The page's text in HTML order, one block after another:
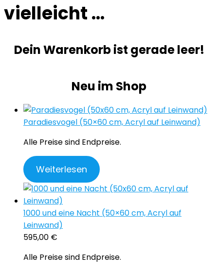
vielleicht …
Dein Warenkorb ist gerade leer!
Neu im Shop
Paradiesvogel (50×60 cm, Acryl auf Leinwand)
Alle Preise sind Endpreise.
Weiterlesen
1000 und eine Nacht (50×60 cm, Acryl auf
Leinwand)
595,00 €
Alle Preise sind Endpreise.